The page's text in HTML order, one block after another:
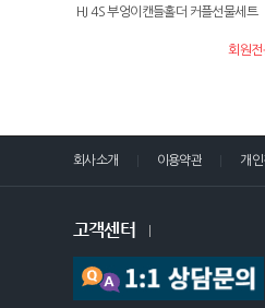
HJ 4S 부엉이캔들홀더 커플선물세트
회원전
회사소개 이용약관 개
고객센터